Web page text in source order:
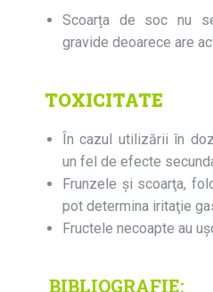
Scoarța de soc nu
gravide deoarece are
TOXICITATE
În cazul utilizării în
un fel de efecte
Frunzele şi scoarţa,
pot determina iritaţie
Fructele necoapte au
BIBLIOGRAFIE: